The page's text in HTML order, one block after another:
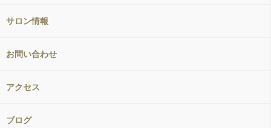
サロン情報
お問い合わせ
アクセス
ブログ